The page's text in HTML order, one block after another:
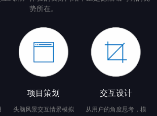
势所在。
项目策划
头脑风景交互情景模拟
交互设计
从用户的角度思考，模